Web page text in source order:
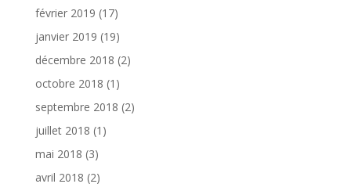
février 2019 (17)
janvier 2019 (19)
décembre 2018 (2)
octobre 2018 (1)
septembre 2018 (2)
juillet 2018 (1)
mai 2018 (3)
avril 2018 (2)